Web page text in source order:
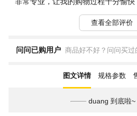
查看全部评价
问问已购用户 商品好不好？问问买过
图文详情 规格参数
duang 到底啦~